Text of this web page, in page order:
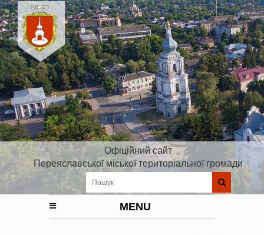
Офіційний сайт
Переяславської міської територіальної громади
MENU